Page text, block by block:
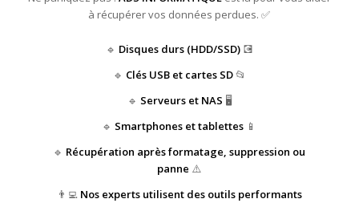
à récupérer vos données perdues. ✅
🔹 Disques durs (HDD/SSD)💽
🔹 Clés USB et cartes SD📂
🔹 Serveurs et NAS 🖥️
🔹 Smartphones et tablettes 📱
🔹 Récupération après formatage, suppression ou
panne ⚠️
👨‍💻 Nos experts utilisent des outils performants